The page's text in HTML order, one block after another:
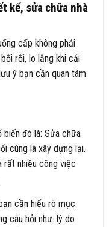
kế, sửa chữa nhà
cấp không phải
rối, lo lắng khi cải
ý bạn cần quan tâm
biến đó là: Sửa chữa
cùng là xây dựng lại.
rất nhiều công việc
cần hiểu rõ mục
câu hỏi như: lý do